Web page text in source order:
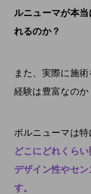
ルニューマが本
れるのか？
また、実際に施
経験は豊富なのか
ボルニューマは特
どこにどれくら
デザイン性やセ
す。